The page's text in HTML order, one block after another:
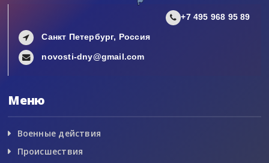
+7 495 968 95 89
Санкт Петербург, Россия
novosti-dny@gmail.com
Меню
Военные действия
Происшествия